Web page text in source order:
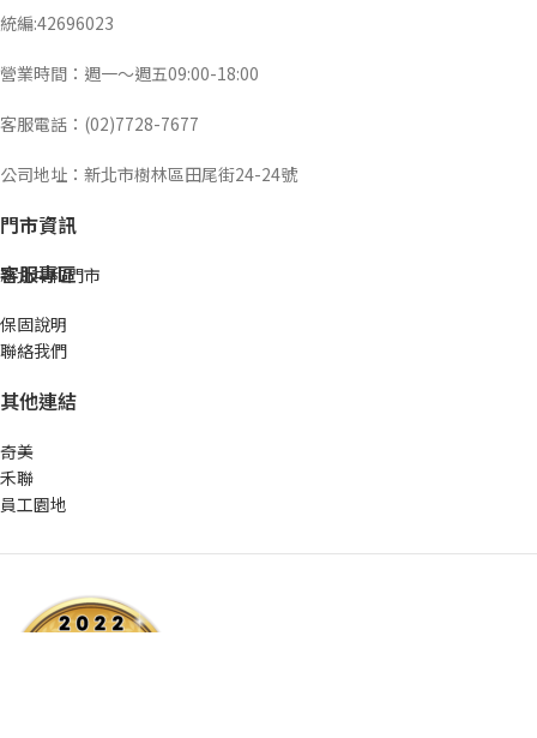
統編:42696023
營業時間：週一～週五09:00-18:00
客服電話：(02)7728-7677
公司地址：新北市樹林區田尾街24-24號
門市資訊
新北中和門市
客服專區
保固說明
聯絡我們
其他連結
奇美
禾聯
員工園地